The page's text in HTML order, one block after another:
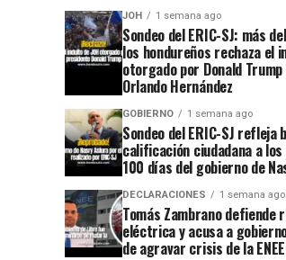
JOH 1 semana ago
Sondeo del ERIC-SJ: más
los hondureños rechaza el
otorgado por Donald Trump
Orlando Hernández
GOBIERNO 1 semana ago
Sondeo del ERIC-SJ refleja
calificación ciudadana a
100 días del gobierno de
DECLARACIONES 1 semana ago
Tomás Zambrano defiende
eléctrica y acusa a
de agravar crisis de la ENEE